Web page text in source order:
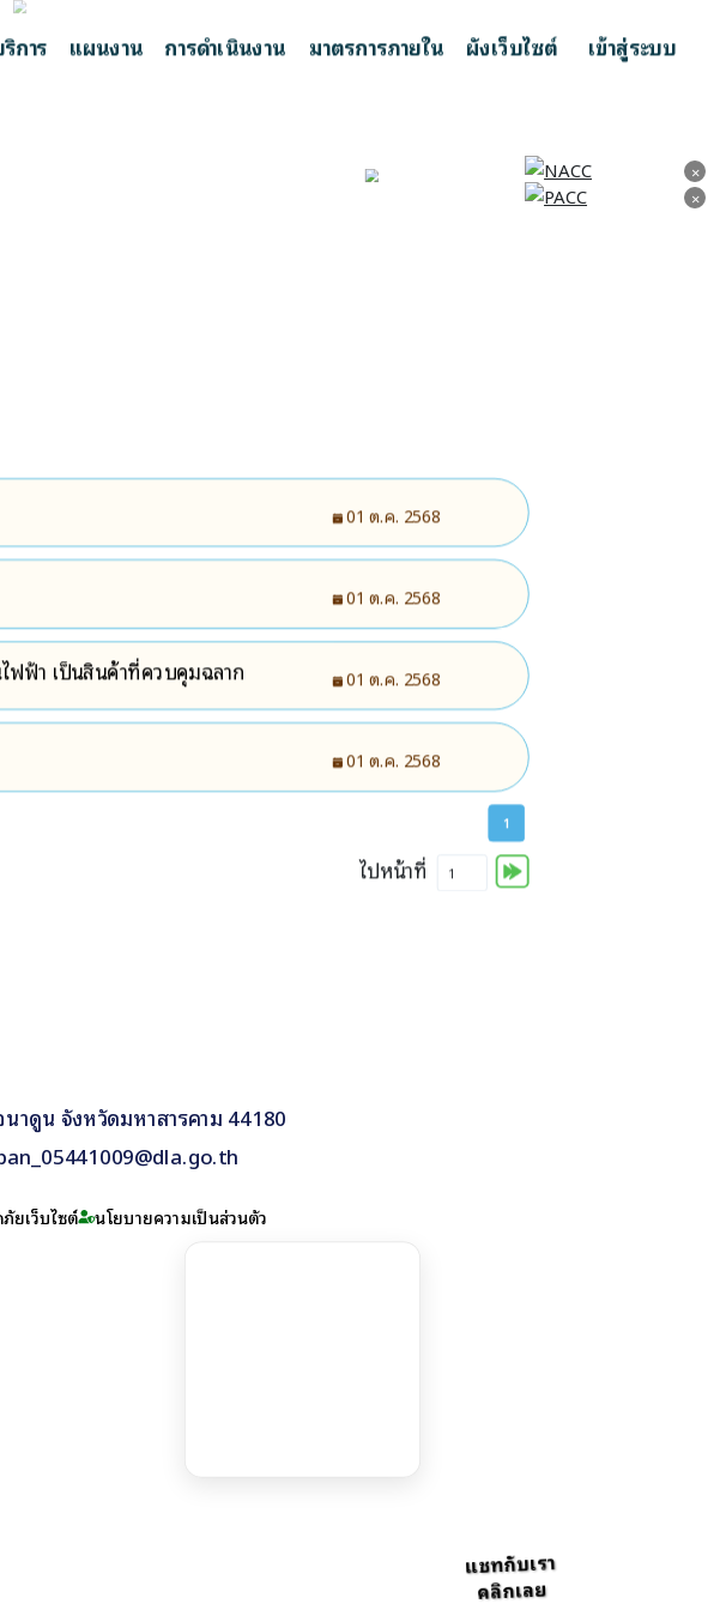
×
×
แชทกับเรา
คลิกเลย
การ แผนงาน การดำเนินงาน มาตรการภายใน ผังเว็บไซต์ เข้าสู่ระบบ
01 ต.ค. 2568
01 ต.ค. 2568
ฟฟ้า เป็นสินค้าที่ควบคุมฉลาก 01 ต.ค. 2568
01 ต.ค. 2568
1
ไปหน้าที่
าดูน จังหวัดมหาสารคาม 44180
ยเว็บไซต์ นโยบายความเป็นส่วนตัว